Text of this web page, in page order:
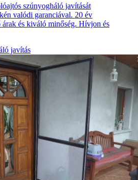
szúnyogháló javítását
valódi garanciával. 20 év
árak és kiváló minőség. Hívjon és
javítás